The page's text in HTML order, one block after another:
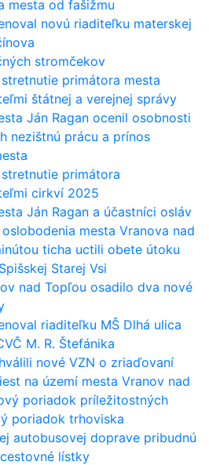
mesta od fašižmu
novú riaditeľku materskej
stromčekov
primátora mesta
štátnej a verejnej správy
Ján Ragan ocenil osobnosti
nezištnú prácu a prínos
primátora
cirkví 2025
Ján Ragan a účastníci osláv
mesta Vranova nad
ticha uctili obete útoku
Starej Vsi
nad Topľou osadilo dva nové
riaditeľku MŠ Dlhá ulica
M. R. Štefánika
nové VZN o zriaďovaní
na území mesta Vranov nad
poriadok príležitostných
poriadok trhoviska
autobusovej doprave pribudnú
lístky